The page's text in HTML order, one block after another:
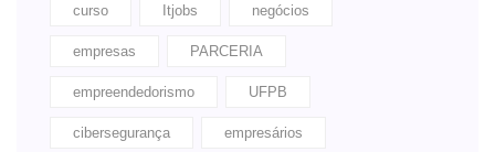
curso Itjobs negócios
empresas PARCERIA
empreendedorismo UFPB
cibersegurança empresários